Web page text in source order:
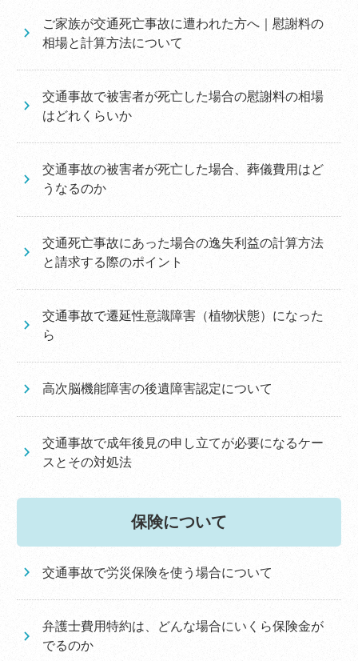
ご家族が交通死亡事故に遭われた方へ｜慰謝料の
相場と計算方法について
交通事故で被害者が死亡した場合の慰謝料の相場
はどれくらいか
交通事故の被害者が死亡した場合、葬儀費用はど
うなるのか
交通死亡事故にあった場合の逸失利益の計算方法
と請求する際のポイント
交通事故で遷延性意識障害（植物状態）になった
ら
高次脳機能障害の後遺障害認定について
交通事故で成年後見の申し立てが必要になるケー
スとその対処法
保険について
交通事故で労災保険を使う場合について
弁護士費用特約は、どんな場合にいくら保険金が
でるのか